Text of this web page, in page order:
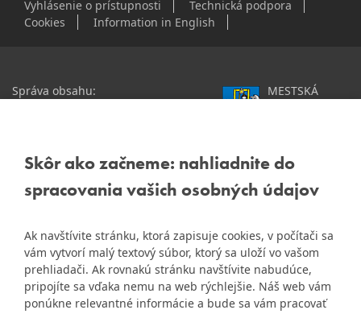
Skôr ako začneme: nahliadnite do
spracovania vašich osobných údajov
Ak navštívite stránku, ktorá zapisuje cookies, v počítači sa
vám vytvorí malý textový súbor, ktorý sa uloží vo vašom
prehliadači. Ak rovnakú stránku navštívite nabudúce,
pripojíte sa vďaka nemu na web rýchlejšie. Náš web vám
ponúkne relevantné informácie a bude sa vám pracovať
Vyhlásenie o prístupnosti
Technická podpora
Cookies
Information in English
Správa obsahu:
Staršie informácie a dokumenty
starej stránke Dúbravky
Naša mestská časť získala 3.
miesto v súťažiZlatyErb.sk
o
najlepšiu internetovú stránku
MESTSKÁ
Žatevná 2, 844 02
IČO: 00603406
DIČ: 2020919120
IČ DPH: Nie sme platca
DPH